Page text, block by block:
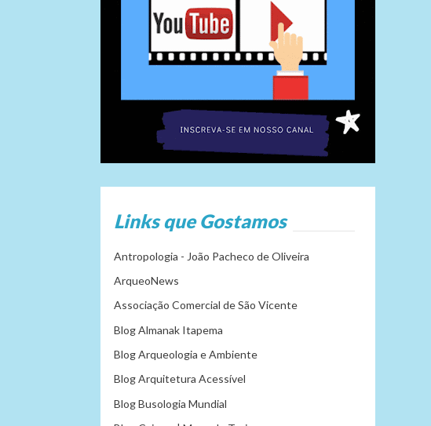
Links que Gostamos
Antropologia - João Pacheco de Oliveira
ArqueoNews
Associação Comercial de São Vicente
Blog Almanak Itapema
Blog Arqueologia e Ambiente
Blog Arquitetura Acessível
Blog Busologia Mundial